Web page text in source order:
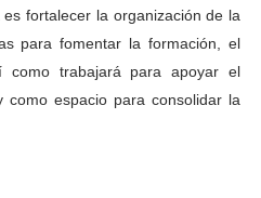
fortalecer la organización de la
para fomentar la formación, el
como trabajará para apoyar el
espacio para consolidar la